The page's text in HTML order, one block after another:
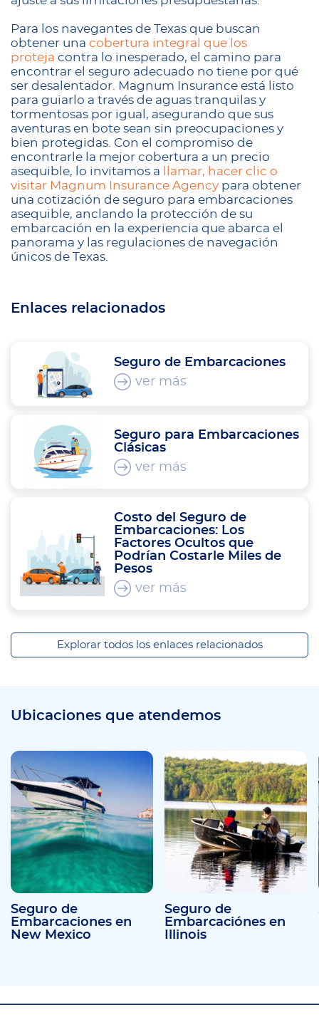
Para los navegantes de Texas que buscan
obtener una cobertura integral que los
proteja contra lo inesperado, el camino para
encontrar el seguro adecuado no tiene por qué
ser desalentador. Magnum Insurance está listo
para guiarlo a través de aguas tranquilas y
tormentosas por igual, asegurando que sus
aventuras en bote sean sin preocupaciones y
bien protegidas. Con el compromiso de
encontrarle la mejor cobertura a un precio
asequible, lo invitamos a
llamar, hacer clic o
visitar Magnum Insurance Agency para obtener
una cotización de seguro para embarcaciones
asequible, anclando la protección de su
embarcación en la experiencia que abarca el
panorama y las regulaciones de navegación
únicos de Texas.
Enlaces relacionados
Seguro de Embarcaciones
ver más
Seguro para Embarcaciones
Clásicas
ver más
Costo del Seguro de
Embarcaciones: Los
Factores Ocultos que
Podrían Costarle Miles de
Pesos
ver más
Explorar todos los enlaces relacionados
Ubicaciones que atendemos
Seguro de
Embarcaciones en
New Mexico
Seguro de
Embarcaciónes en
Illinois